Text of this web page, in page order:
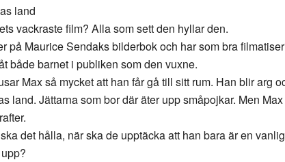
land
vackraste film? Alla som sett den hyllar den.
på Maurice ­Sendaks bilderbok och har som bra
både barnet i publiken som den vuxne.
Max så mycket att han får gå till sitt rum. Han blir arg
land. Jättarna som bor där äter upp småpojkar. Men
det hålla, när ska de upptäcka att han bara är en